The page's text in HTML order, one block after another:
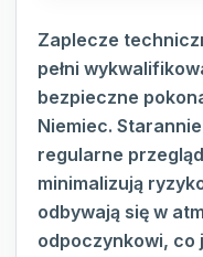
Zaplecze
pełni
bezpieczne
Niemiec.
regularne
minimalizują
odbywają się w
odpoczynkowi, co